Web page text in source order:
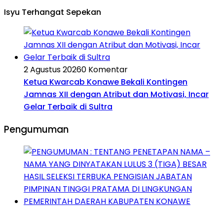
Isyu Terhangat Sepekan
2 Agustus 20260 Komentar
Ketua Kwarcab Konawe Bekali Kontingen
Jamnas XII dengan Atribut dan Motivasi, Incar
Gelar Terbaik di Sultra
Pengumuman